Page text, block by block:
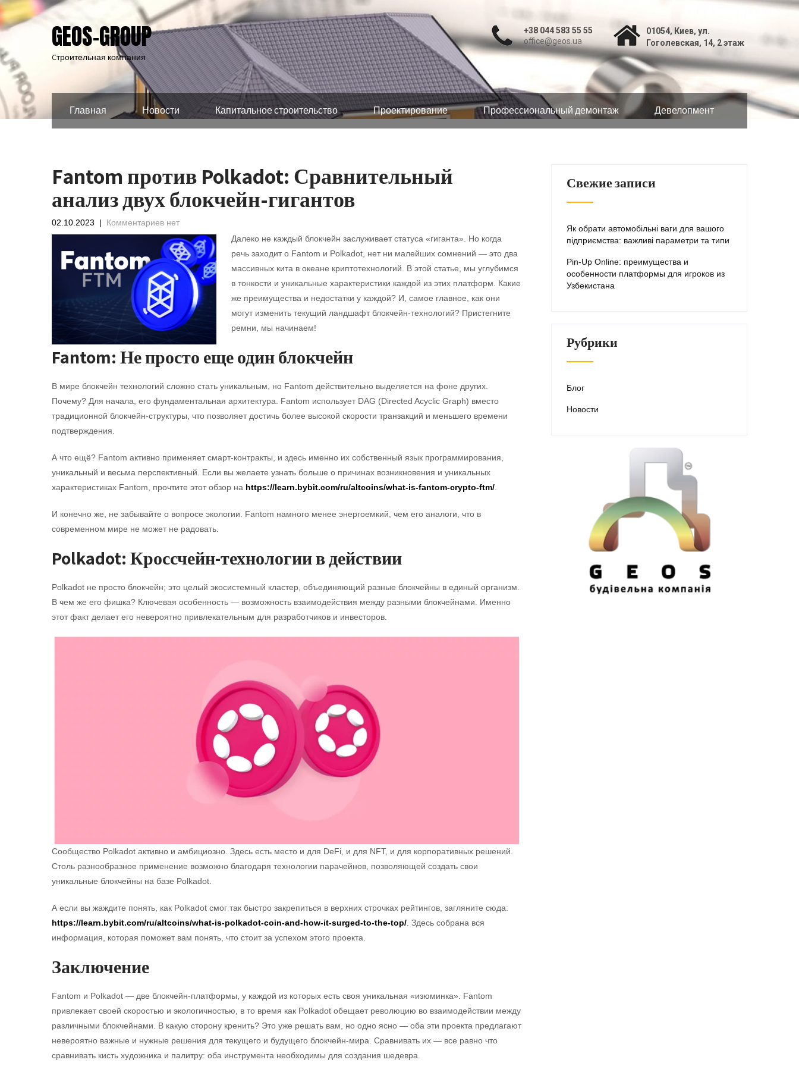
GEOS-GROUP
Cтроительная компания
+38 044 583 55 55
office@geos.ua
01054, Киев, ул.
Гоголевская, 14, 2 этаж
Главная Новости Капитальное строительство Проектирование Профессиональный демонтаж Девелопмент
Fantom против Polkadot: Сравнительный
анализ двух блокчейн-гигантов
02.10.2023 | Комментариев нет
Далеко не каждый блокчейн заслуживает статуса «гиганта». Но когда
речь заходит о Fantom и Polkadot, нет ни малейших сомнений — это два
массивных кита в океане криптотехнологий. В этой статье, мы углубимся
в тонкости и уникальные характеристики каждой из этих платформ. Какие
же преимущества и недостатки у каждой? И, самое главное, как они
могут изменить текущий ландшафт блокчейн-технологий? Пристегните
ремни, мы начинаем!
Fantom: Не просто еще один блокчейн
В мире блокчейн технологий сложно стать уникальным, но Fantom действительно выделяется на фоне других.
Почему? Для начала, его фундаментальная архитектура. Fantom использует DAG (Directed Acyclic Graph) вместо
традиционной блокчейн-структуры, что позволяет достичь более высокой скорости транзакций и меньшего времени
подтверждения.
А что ещё? Fantom активно применяет смарт-контракты, и здесь именно их собственный язык программирования,
уникальный и весьма перспективный. Если вы желаете узнать больше о причинах возникновения и уникальных
характеристиках Fantom, прочтите этот обзор на https://learn.bybit.com/ru/altcoins/what-is-fantom-crypto-ftm/
И конечно же, не забывайте о вопросе экологии. Fantom намного менее энергоемкий, чем его аналоги, что в
современном мире не может не радовать.
Polkadot: Кроссчейн-технологии в действии
Polkadot не просто блокчейн; это целый экосистемный кластер, объединяющий разные блокчейны в единый организм.
В чем же его фишка? Ключевая особенность — возможность взаимодействия между разными блокчейнами. Именно
этот факт делает его невероятно привлекательным для разработчиков и инвесторов.
Сообщество Polkadot активно и амбициозно. Здесь есть место и для DeFi, и для NFT, и для корпоративных решений.
Столь разнообразное применение возможно благодаря технологии парачейнов, позволяющей создать свои
уникальные блокчейны на базе Polkadot.
А если вы жаждите понять, как Polkadot смог так быстро закрепиться в верхних строчках рейтингов, загляните сюда:
https://learn.bybit.com/ru/altcoins/what-is-polkadot-coin-and-how-it-surged-to-the-top/ . Здесь собрана вся
информация, которая поможет вам понять, что стоит за успехом этого проекта.
Заключение
Fantom и Polkadot — две блокчейн-платформы, у каждой из которых есть своя уникальная «изюминка». Fantom
привлекает своей скоростью и экологичностью, в то время как Polkadot обещает революцию во взаимодействии между
различными блокчейнами. В какую сторону кренить? Это уже решать вам, но одно ясно — оба эти проекта предлагают
невероятно важные и нужные решения для текущего и будущего блокчейн-мира. Сравнивать их — все равно что
сравнивать кисть художника и палитру: оба инструмента необходимы для создания шедевра.
Свежие записи
Як обрати автомобільні ваги для вашого
підприємства: важливі параметри та типи
Pin-Up Online: преимущества и
особенности платформы для игроков из
Узбекистана
Рубрики
Блог
Новости